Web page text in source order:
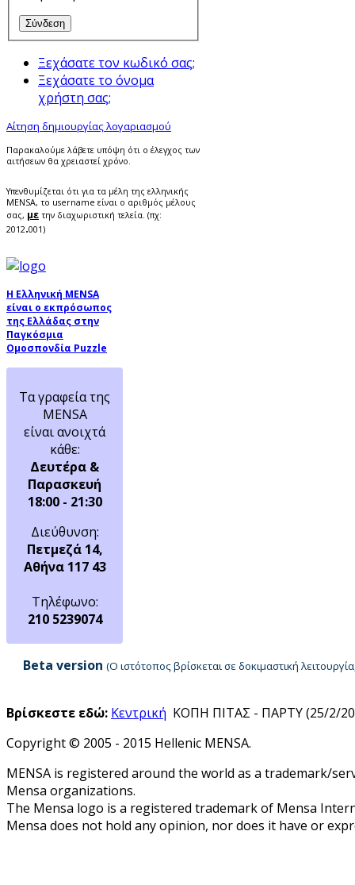
Ξεχάσατε τον κωδικό σας;
Ξεχάσατε το όνομα
χρήστη σας;
Αίτηση δημιουργίας λογαριασμού
Παρακαλούμε λάβετε υπόψη ότι ο έλεγχος των
αιτήσεων θα χρειαστεί χρόνο.
Υπενθυμίζεται ότι για τα μέλη της ελληνικής
MENSA, το username είναι ο αριθμός μέλους
σας, με την διαχωριστική τελεία. (πχ:
2012.001)
Η Ελληνική MENSA
είναι ο εκπρόσωπος
της Ελλάδας στην
Παγκόσμια
Ομοσπονδία Puzzle
Τα γραφεία της
MENSA
είναι ανοιχτά
κάθε:
Δευτέρα &
Παρασκευή
18:00 - 21:30
Διεύθυνση:
Πετμεζά 14,
Αθήνα 117 43
Τηλέφωνο:
210 5239074
Beta version (Ο ιστότοπος βρίσκεται σε δοκιμαστική
Βρίσκεστε εδώ: Κεντρική ΚΟΠΗ ΠΙΤΑΣ - ΠΑΡΤΥ (25/2/
Copyright © 2005 - 2015 Hellenic MENSA.
MENSA is registered around the world as a trademark/
Mensa organizations.
The Mensa logo is a registered trademark of Mensa
Mensa does not hold any opinion, nor does it have or